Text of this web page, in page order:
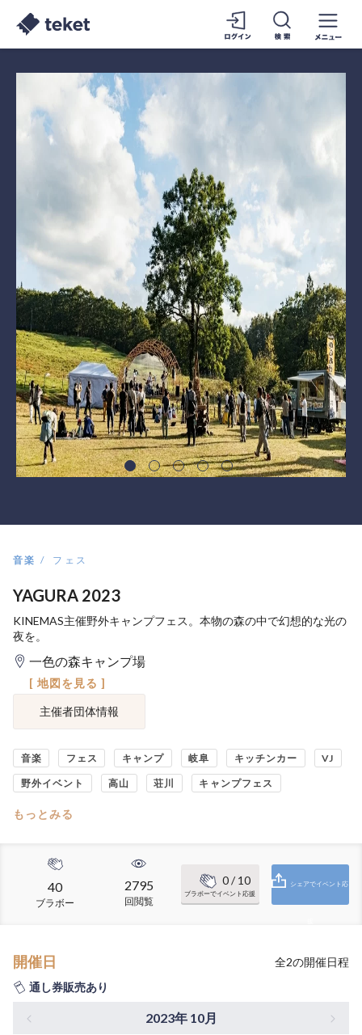
音楽 フェス
YAGURA 2023
KINEMAS主催野外キャンプフェス。本物の森の中で幻想的な光の
夜を。
一色の森キャンプ場
[ 地図を見る ]
主催者団体情報
音楽 フェス キャンプ 岐阜 キッチンカー VJ
野外イベント 高山 荘川 キャンプフェス
もっとみる
40
ブラボー
2795
回閲覧
0/ 10
ブラボーでイベント応援
シェアでイベント応
開催日 全2の開催日程
通し券販売あり
2023年 10月